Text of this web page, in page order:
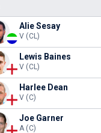
Alie Sesay
V (CL)
Lewis Baines
V (CL)
Harlee Dean
V (C)
Joe Garner
A (C)